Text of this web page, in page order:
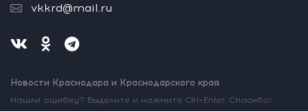
vkkrd@mail.ru
Новости Краснодара и Краснодарского края
Нашли ошибку? Выделите и нажмите Ctrl+Enter. Спасибо!